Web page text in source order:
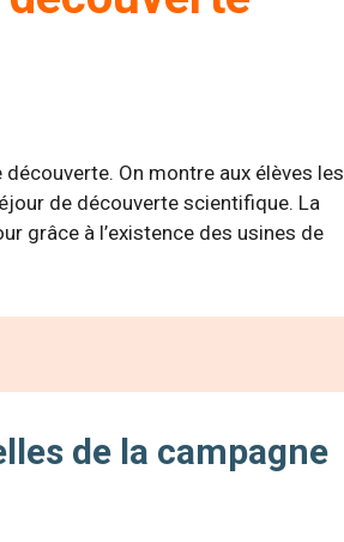
On montre aux élèves les
de découverte scientifique. La
grâce à l’existence des usines de
de la campagne